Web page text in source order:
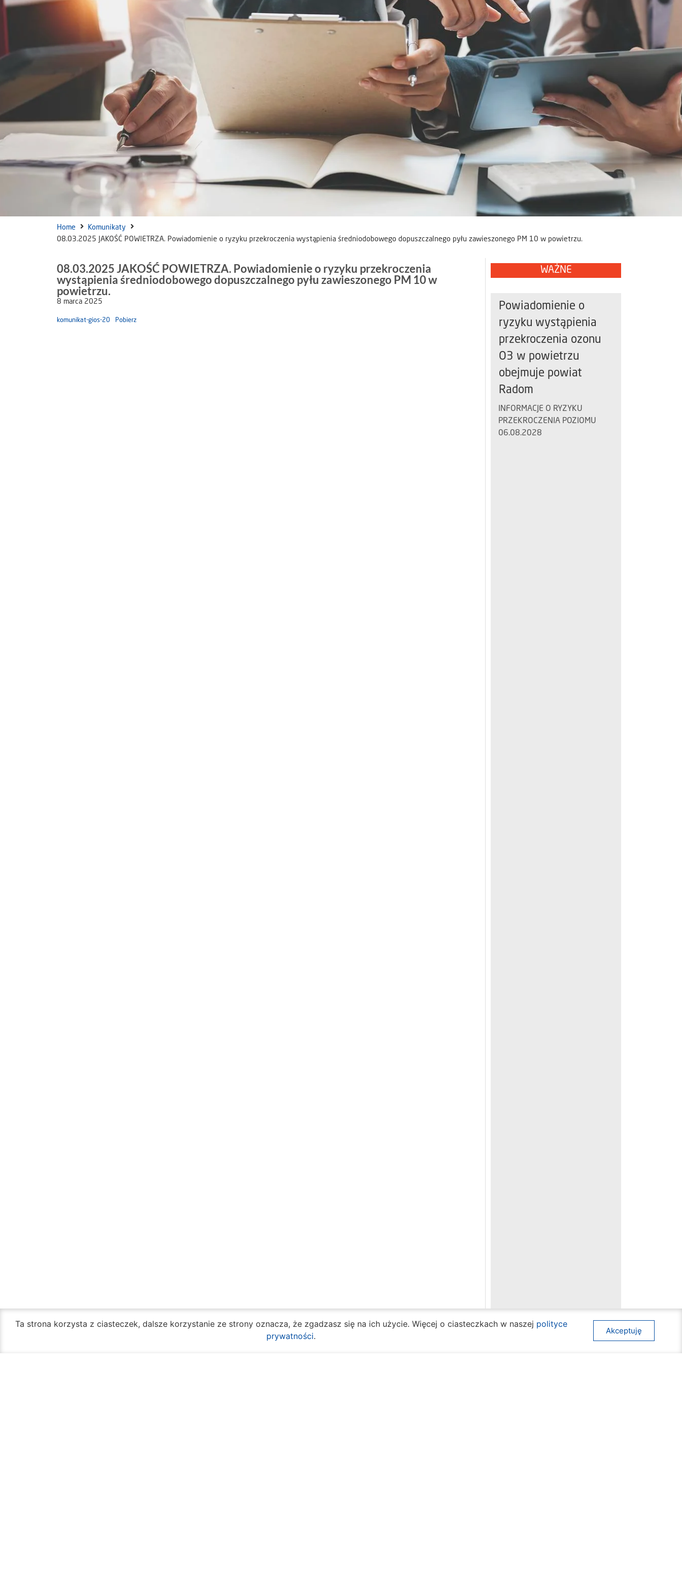
Home
Komunikaty
08.03.2025 JAKOŚĆ POWIETRZA. Powiadomienie o ryzyku przekroczenia wystąpienia średniodobowego dopuszczalnego pyłu zawieszonego PM 10 w powietrzu.
08.03.2025 JAKOŚĆ POWIETRZA. Powiadomienie o ryzyku przekroczenia
wystąpienia średniodobowego dopuszczalnego pyłu zawieszonego PM 10 w
powietrzu.
8 marca 2025
komunikat-gios-20 Pobierz
WAŻNE
Powiadomienie o
ryzyku wystąpienia
przekroczenia ozonu
O3 w powietrzu
obejmuje powiat
Radom
INFORMACJE O RYZYKU
PRZEKROCZENIA POZIOMU
06.08.2028
Ta strona korzysta z ciasteczek, dalsze korzystanie ze strony oznacza, że zgadzasz się na ich użycie. Więcej o ciasteczkach w naszej polityce
prywatności. Akceptuję